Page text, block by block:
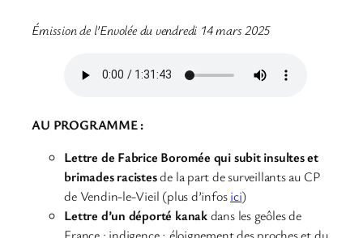
Émission de l’Envolée du vendredi 14 mars 2025
AU PROGRAMME :
Lettre de Fabrice Boromée qui subit insultes et
brimades racistesde la part de surveillants au CP
de Vendin-le-Vieil (plus d’infosici)
Lettre d’un déporté kanakdans les geôles de